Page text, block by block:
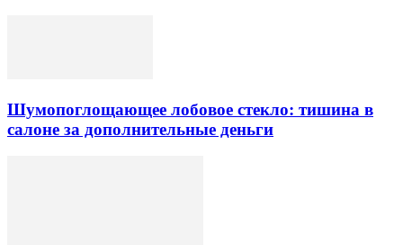
Шумопоглощающее лобовое стекло: тишина в
салоне за дополнительные деньги